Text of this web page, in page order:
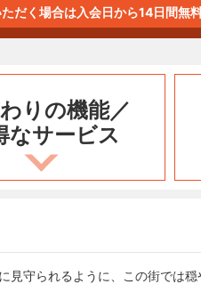
だく場合は入会日から14日間無
りの機能／
なサービス
守られるように、この街では